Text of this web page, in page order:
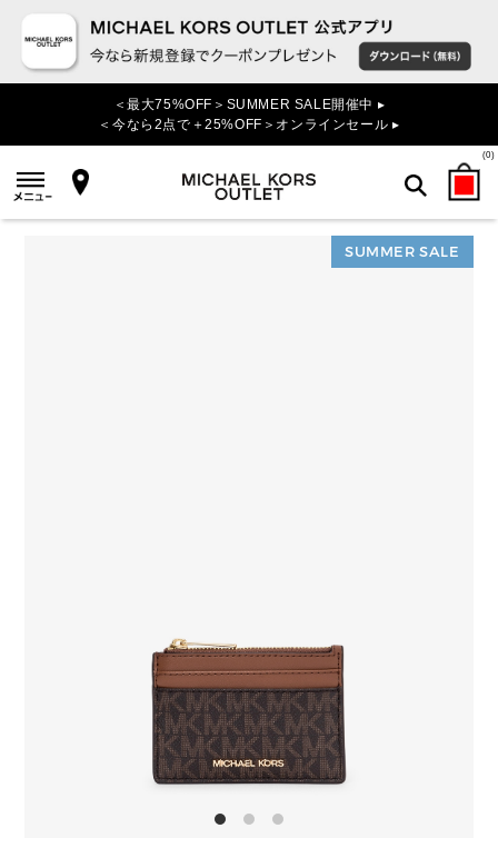
＜最大75%OFF＞SUMMER SALE開催中 ▸
＜今なら2点で＋25%OFF＞オンラインセール ▸
(0)
検索
SUMMER SALE